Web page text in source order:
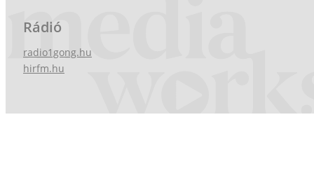
Rádió
radio1gong.hu
hirfm.hu